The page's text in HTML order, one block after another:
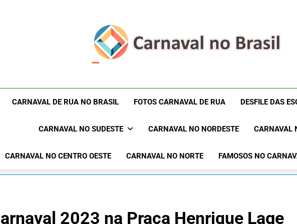
Carnaval No Brasil
Rua 2027 –
CARNAVAL DE RUA NO BRASIL FOTOS CARNAVAL DE RUA DESFILE DAS
CARNAVAL NO SUDESTE CARNAVAL NO NORDESTE CARNAVAL
CARNAVAL NO CENTRO OESTE CARNAVAL NO NORTE FAMOSOS NO
2023 na Praça Henrique Lage